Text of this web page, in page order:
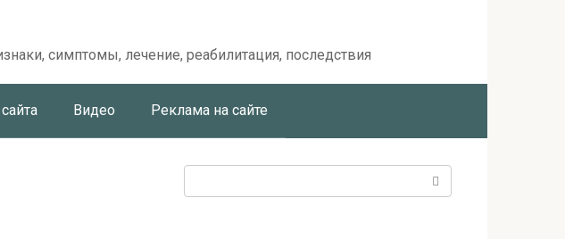
симптомы, лечение, реабилитация, последствия
Видео Реклама на сайте